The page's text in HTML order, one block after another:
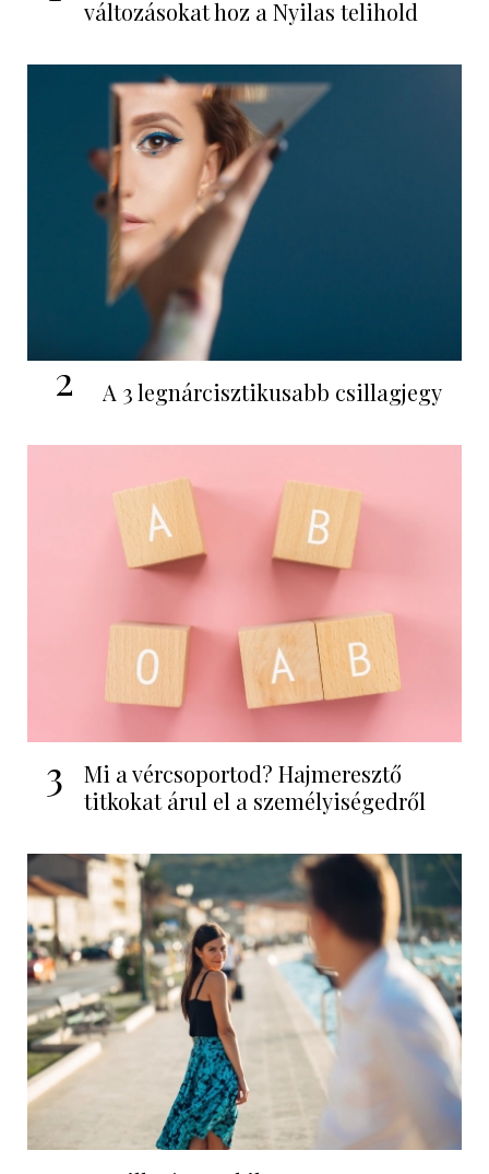
változásokat hoz a Nyilas telihold
2 A 3 legnárcisztikusabb csillagjegy
3
Mi a vércsoportod? Hajmeresztő
titkokat árul el a személyiségedről